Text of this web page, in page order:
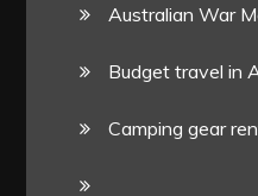
Australian War
Budget travel in
Camping gear